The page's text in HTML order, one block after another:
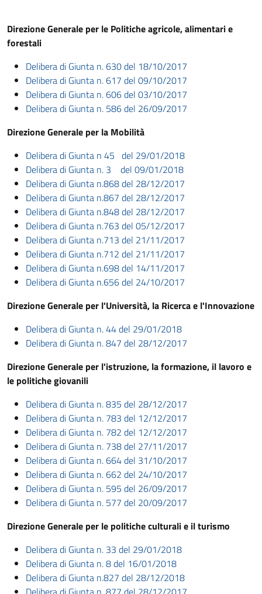
Direzione Generale per le Politiche agricole, alimentari e
forestali
Delibera di Giunta n. 630 del 18/10/2017
Delibera di Giunta n. 617 del 09/10/2017
Delibera di Giunta n. 606 del 03/10/2017
Delibera di Giunta n. 586 del 26/09/2017
Direzione Generale per la Mobilità
Delibera di Giunta n 45 del 29/01/2018
Delibera di Giunta n. 3 del 09/01/2018
Delibera di Giunta n.868 del 28/12/2017
Delibera di Giunta n.867 del 28/12/2017
Delibera di Giunta n.848 del 28/12/2017
Delibera di Giunta n.763 del 05/12/2017
Delibera di Giunta n.713 del 21/11/2017
Delibera di Giunta n.712 del 21/11/2017
Delibera di Giunta n.698 del 14/11/2017
Delibera di Giunta n.656 del 24/10/2017
Direzione Generale per l'Università, la Ricerca e l'Innovazione
Delibera di Giunta n. 44 del 29/01/2018
Delibera di Giunta n. 847 del 28/12/2017
Direzione Generale per l'istruzione, la formazione, il lavoro e
le politiche giovanili
Delibera di Giunta n. 835 del 28/12/2017
Delibera di Giunta n. 783 del 12/12/2017
Delibera di Giunta n. 782 del 12/12/2017
Delibera di Giunta n. 738 del 27/11/2017
Delibera di Giunta n. 664 del 31/10/2017
Delibera di Giunta n. 662 del 24/10/2017
Delibera di Giunta n. 595 del 26/09/2017
Delibera di Giunta n. 577 del 20/09/2017
Direzione Generale per le politiche culturali e il turismo
Delibera di Giunta n. 33 del 29/01/2018
Delibera di Giunta n. 8 del 16/01/2018
Delibera di Giunta n.827 del 28/12/2018